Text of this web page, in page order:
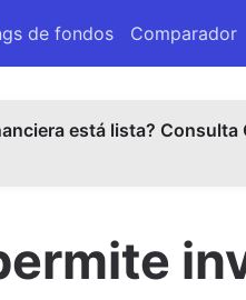
de fondos Comparador
está lista?